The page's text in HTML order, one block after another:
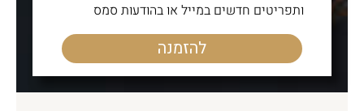
ותפריטים חדשים במייל או בהודעות סמס
להזמנה